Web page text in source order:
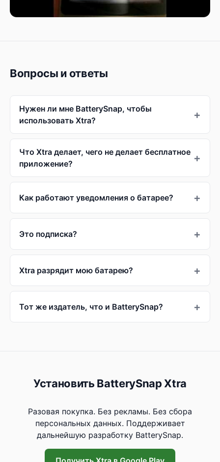
Вопросы и ответы
Нужен ли мне BatterySnap, чтобы
использовать Xtra?
Что Xtra делает, чего не делает бесплатное
приложение?
Как работают уведомления о батарее?
Это подписка?
Xtra разрядит мою батарею?
Тот же издатель, что и BatterySnap?
Установить BatterySnap Xtra
Разовая покупка. Без рекламы. Без сбора
персональных данных. Поддерживает
дальнейшую разработку BatterySnap.